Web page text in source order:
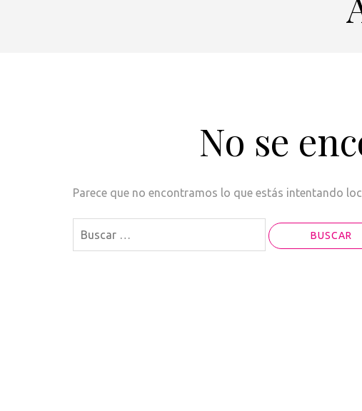
No se
Parece que no encontramos lo que estás intentando